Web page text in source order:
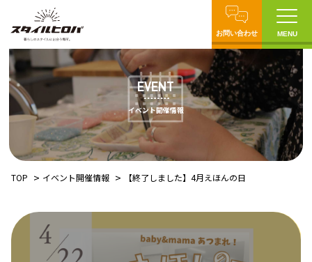
お問い合わせ MENU
EVENT
イベント開催情報
TOP イベント開催情報 【終了しました】4月えほんの日